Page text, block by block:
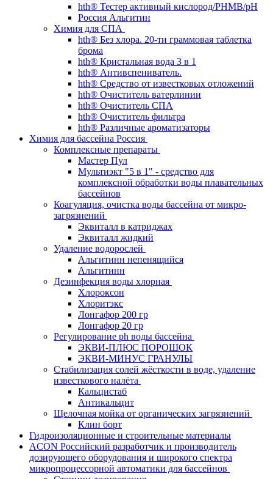
hth® Тестер активный кислород/PHMB/pH
Россия Альгитин
Химия для СПА
hth® Без хлора. 20-ти граммовая таблетка
брома
hth® Кристальная вода 3 в 1
hth® Антивспениватель.
hth® Средство от известковых отложений
hth® Очиститель ватерлинии
hth® Очиститель СПА
hth® Очиститель фильтра
hth® Различные ароматизаторы
Химия для бассейна Россия
Комплексные препараты
Мастер Пул
Мультиэкт "5 в 1" - средство для
комплексной обработки воды плавательных
бассейнов
Коагуляция, очистка воды бассейна от микро-
загрязнений
Эквиталл в катриджах
Эквиталл жидкий
Удаление водорослей
Альгитинн непенящийся
Альгитинн
Дезинфекция воды хлорная
Хлороксон
Хлоритэкс
Лонгафор 200 гр
Лонгафор 20 гр
Регулирование ph воды бассейна
ЭКВИ-ПЛЮС ПОРОШОК
ЭКВИ-МИНУС ГРАНУЛЫ
Стабилизация солей жёсткости в воде, удаление
известкового налёта
Кальцистаб
Антикальцит
Щелочная мойка от органических загрязнений
Клин борт
Гидроизоляционные и строительные материалы
ACON Российский разработчик и производитель
дозирующего оборудования и широкого спектра
микропроцессорной автоматики для бассейнов